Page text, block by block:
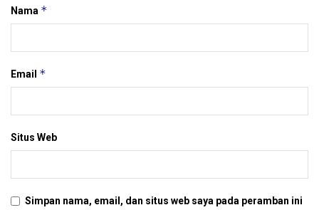
Nama *
Email *
Situs Web
Simpan nama, email, dan situs web saya pada peramban ini